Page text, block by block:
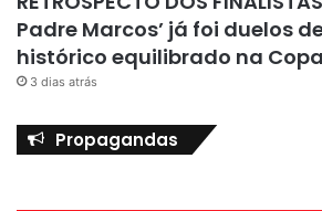
Padre Marcos’ já foi duelos
histórico equilibrado na
3 dias atrás
Propagandas